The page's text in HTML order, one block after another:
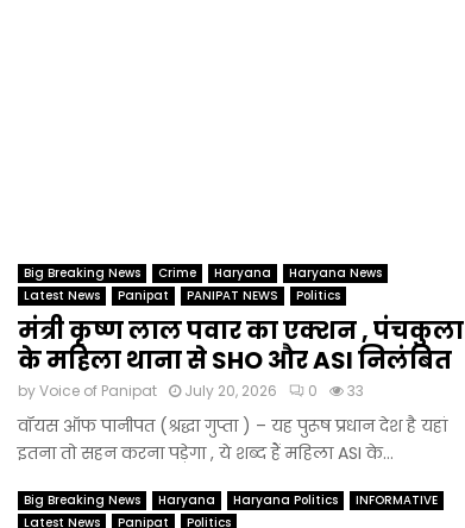
Big Breaking News Crime Haryana
Haryana News
Latest News
Panipat PANIPAT NEWS Politics
मंत्री कृष्ण लाल पवार का एक्शन , पंचकुला
के महिला थाना से SHO और ASI निलंबित
byVoice of Panipat July 20, 2026 0 33
वॉयस ऑफ पानीपत (श्रद्धा गुप्ता ) – यह पुरूष प्रधान देश है यहां
इतना तो सहन करना पड़ेगा , ये शब्द हैं महिला ASI के...
Big Breaking News Haryana Haryana Politics
INFORMATIVE
Latest News
Panipat Politics